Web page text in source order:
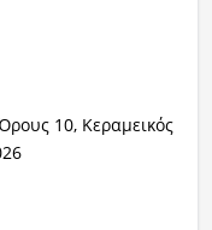
10, Κεραμεικός